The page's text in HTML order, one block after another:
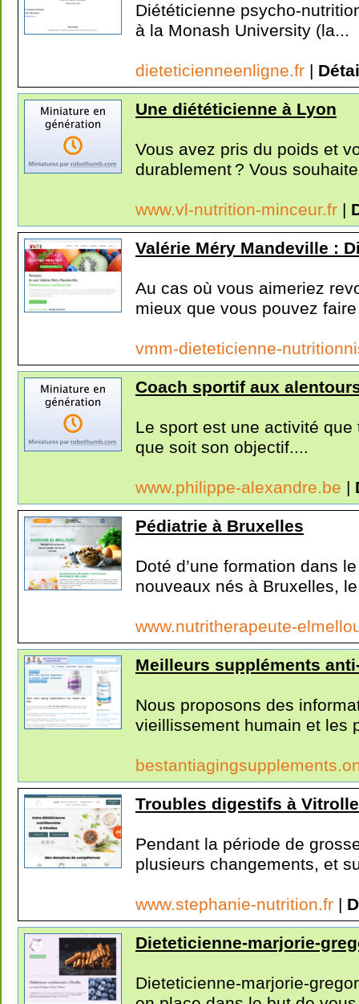
Diététicienne psycho-
à la Monash University (la...
dieteticienneenligne.fr |
Une diététicienne à Lyon
Vous avez pris du poids et
durablement ? Vous
www.vl-nutrition-minceur.fr |
Valérie Méry Mandeville :
Au cas où vous aimeriez
mieux que vous pouvez
vmm-dieteticienne-
Coach sportif aux
Le sport est une activité
que soit son objectif....
www.philippe-alexandre.be |
Pédiatrie à Bruxelles
Doté d’une formation dans
nouveaux nés à Bruxelles,
www.nutritherapeute-
Meilleurs suppléments
Nous proposons des
vieillissement humain et les
Troubles digestifs à
Pendant la période de
plusieurs changements, et
www.stephanie-nutrition.fr |
Dieteticienne-marjorie-
Dieteticienne-marjorie-